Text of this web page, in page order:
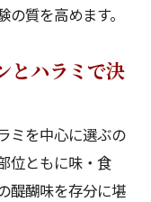
質を高めます。
とハラミで決
ミを中心に選ぶの
位ともに味・食
醍醐味を存分に堪